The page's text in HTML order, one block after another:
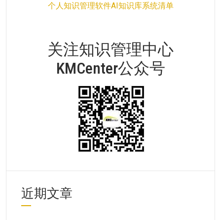
个人知识管理软件AI知识库系统清单
关注知识管理中心
KMCenter公众号
近期文章